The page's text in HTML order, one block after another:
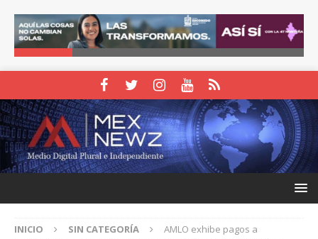
INICIO SIN CATEGORÍA
AMLO exhibe pagos a